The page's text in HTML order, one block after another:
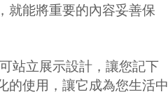
就能將重要的內容妥善保
站立展示設計，讓您記下
的使用，讓它成為您生活中